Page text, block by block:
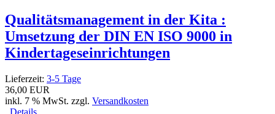
Qualitätsmanagement in der Kita :
Umsetzung der DIN EN ISO 9000 in
Kindertageseinrichtungen
Lieferzeit: 3-5 Tage
36,00 EUR
inkl. 7 % MwSt. zzgl. Versandkosten
Details